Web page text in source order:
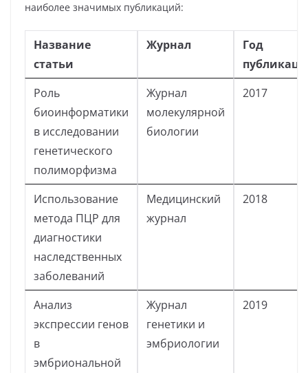
наиболее значимых публикаций:
Название
статьи
Журнал
Год
Роль
биоинформатики
в исследовании
генетического
полиморфизма
Журнал
молекулярной
биологии
2017
Использование
метода ПЦР для
диагностики
наследственных
заболеваний
Медицинский
журнал
2018
Анализ
экспрессии генов
в
эмбриональной
Журнал
генетики и
эмбриологии
2019